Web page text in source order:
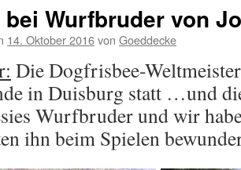
Wurfbruder von
14. Oktober 2016von Goeddecke
Die Dogfrisbee-
in Duisburg statt …und
Wurfbruder und wir
ihn beim Spielen